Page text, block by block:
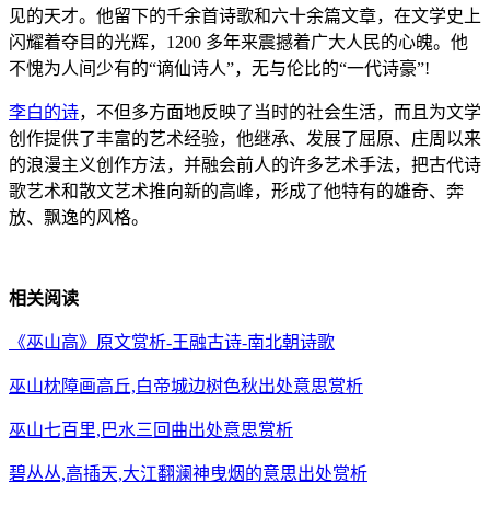
见的天才。他留下的千余首诗歌和六十余篇文章，在文学史上
闪耀着夺目的光辉，1200 多年来震撼着广大人民的心魄。他
不愧为人间少有的“谪仙诗人”，无与伦比的“一代诗豪”!
李白的诗，不但多方面地反映了当时的社会生活，而且为文学
创作提供了丰富的艺术经验，他继承、发展了屈原、庄周以来
的浪漫主义创作方法，并融会前人的许多艺术手法，把古代诗
歌艺术和散文艺术推向新的高峰，形成了他特有的雄奇、奔
放、飘逸的风格。
相关阅读
《巫山高》原文赏析-王融古诗-南北朝诗歌
巫山枕障画高丘,白帝城边树色秋出处意思赏析
巫山七百里,巴水三回曲出处意思赏析
碧丛丛,高插天,大江翻澜神曳烟的意思出处赏析